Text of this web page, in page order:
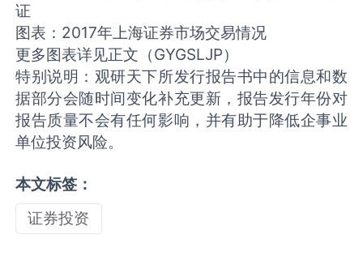
证
图表：2017年上海证券市场交易情况
更多图表详见正文（GYGSLJP）
特别说明：观研天下所发行报告书中的信息和数
据部分会随时间变化补充更新，报告发行年份对
报告质量不会有任何影响，并有助于降低企事业
单位投资风险。
本文标签：
证券投资